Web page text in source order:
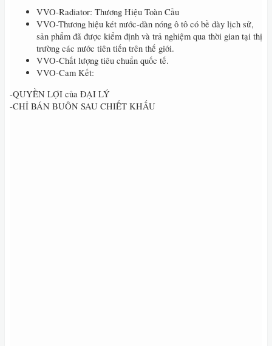
VVO-Radiator: Thương Hiệu Toàn Cầu
VVO-Thương hiệu két nước-dàn nóng ô tô có bề dày lịch sử,
sản phẩm đã được kiểm định và trả nghiệm qua thời gian tại thị
trường các nước tiên tiến trên thế giới.
VVO-Chất lượng tiêu chuẩn quốc tế.
VVO-Cam Kết:
-QUYỀN LỢI của ĐẠI LÝ
-CHỈ BÁN BUÔN SAU CHIẾT KHẤU